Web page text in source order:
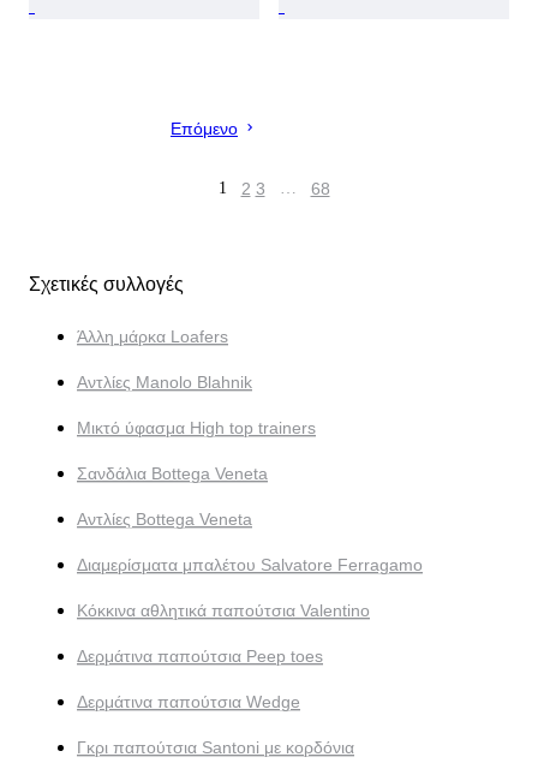
Επόμενο
1 2 3 … 68
Σχετικές συλλογές
Άλλη μάρκα Loafers
Αντλίες Manolo Blahnik
Μικτό ύφασμα High top trainers
Σανδάλια Bottega Veneta
Αντλίες Bottega Veneta
Διαμερίσματα μπαλέτου Salvatore Ferragamo
Κόκκινα αθλητικά παπούτσια Valentino
Δερμάτινα παπούτσια Peep toes
Δερμάτινα παπούτσια Wedge
Γκρι παπούτσια Santoni με κορδόνια